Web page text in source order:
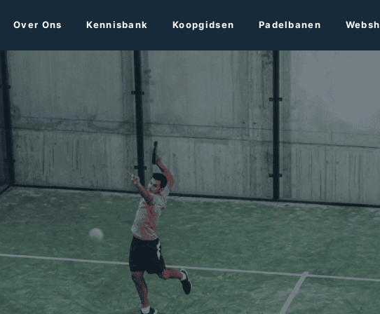
Over Ons Kennisbank Koopgidsen Padelbanen